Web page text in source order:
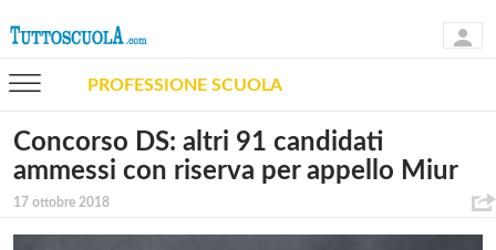
PROFESSIONE SCUOLA
Concorso DS: altri 91 candidati
ammessi con riserva per appello Miur
17 ottobre 2018